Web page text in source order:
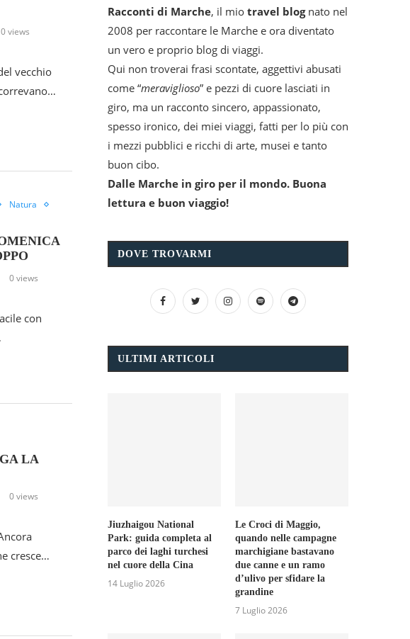
0 views
vecchio
Natura
0 views
con
LA
0 views
cresce…
Racconti di Marche, il mio travel blognato nel
2008 per raccontare le Marche e ora diventato
un vero e proprio blog di viaggi.
Qui non troverai frasi scontate, aggettivi abusati
come “meraviglioso” e pezzi di cuore lasciati in
giro, ma un racconto sincero, appassionato,
spesso ironico, dei miei viaggi, fatti per lo più con
i mezzi pubblici e ricchi di arte, musei e tanto
buon cibo.
Dalle Marche in giro per il mondo. Buona
lettura e buon viaggio!
DOVE TROVARMI
ULTIMI ARTICOLI
Jiuzhaigou National
Park: guida completa al
parco dei laghi turchesi
nel cuore della Cina
14 Luglio 2026
Le Croci di Maggio,
quando nelle campagne
marchigiane bastavano
due canne e un ramo
d’ulivo per sfidare la
grandine
7 Luglio 2026